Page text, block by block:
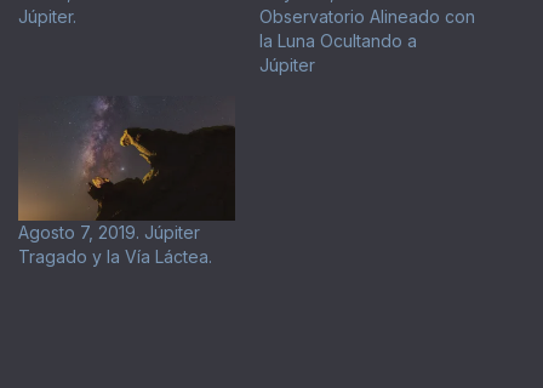
Júpiter.
Observatorio Alineado con
la Luna Ocultando a
Júpiter
Agosto 7, 2019. Júpiter
Tragado y la Vía Láctea.